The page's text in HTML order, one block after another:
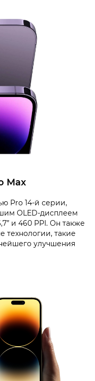
Max
Pro 14-й серии,
OLED-дисплеем
и 460 PPI. Он также
технологии, такие
улучшения